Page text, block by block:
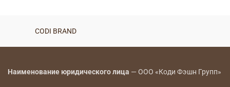
CODI BRAND
Наименование юридического лица — ООО «Коди Фэшн Групп»